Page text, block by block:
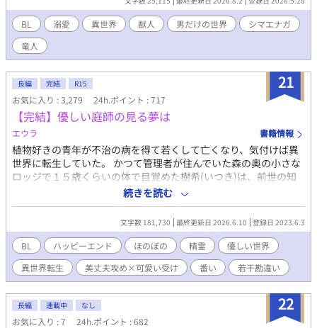
BL 溺愛 異世界 獣人 男だけの世界
シマエナガ
竜人
21
長編 完結 R15
お気に入り : 3,279 24h.ポイント : 717
【完結】優しい庭師の見る夢は
エウラ 書籍情報
植物好きの青年が不治の病を得て若くして亡くなり、気付けば異
世界に転生していた。 かつて管理者が住んでいた森の奥の小さな
ロッジで１５歳くらいの体で目覚めた樹希(いつき)は、前世の知
識と森の精霊達の協力で森の木々や花の世話をしながら一人暮ら
しを満喫していくのだが･･･。 ※主人公総受けではありません。
精霊達は単なる家族・友人・保護者的な位置づけです。お互いが
そういう認識です。 基本的にほのぼのした話になると思います。
息抜きです。不定期更新。 ※タグには入れてませんが、女性もい
ます。 魔法や魔法薬で同性同士でも子供が出来るというふんわり
設定。 ※10万字いっても終わらないので、一応、長編に切り替え
ます。 お付き合い下さいませ。 ※だいぶ時間が空きましたが、無
事に【完結】しました。読んでくださってありがとうございま
す。
続きを読む
文字数 181,730 最終更新日 2026.6.10 登録日 2023.6.3
BL ハッピーエンド ほのぼの 精霊
優しい世界
異世界転生
美丈夫攻め×可愛い受け 番い 若干勘違い
22
長編 連載中 なし
お気に入り : 7 24h.ポイント : 682